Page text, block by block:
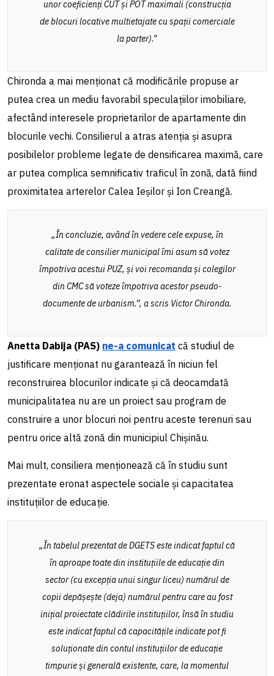
unor coeficienți CUT și POT maximali (construcția
de blocuri locative multietajate cu spații comerciale
la parter).”
Chironda a mai menționat că modificările propuse ar
putea crea un mediu favorabil speculațiilor imobiliare,
afectând interesele proprietarilor de apartamente din
blocurile vechi. Consilierul a atras atenția și asupra
posibilelor probleme legate de densificarea maximă, care
ar putea complica semnificativ traficul în zonă, dată fiind
proximitatea arterelor Calea Ieșilor și Ion Creangă.
„În concluzie, având în vedere cele expuse, în
calitate de consilier municipal îmi asum să votez
împotriva acestui PUZ, și voi recomanda și colegilor
din CMC să voteze împotriva acestor pseudo-
documente de urbanism.”, a scris Victor Chironda.
Anetta Dabija (PAS) ne-a comunicat că studiul de
justificare menționat ​​nu garantează în niciun fel
reconstruirea blocurilor indicate și că deocamdată
municipalitatea nu are un proiect sau program de
construire a unor blocuri noi pentru aceste terenuri sau
pentru orice altă zonă din municipiul Chișinău.
Mai mult, consiliera menționează că în studiu sunt
prezentate eronat aspectele sociale și capacitatea
instituțiilor de educație.
„În tabelul prezentat de DGETS este indicat faptul că
în aproape toate din instituțiile de educație din
sector (cu excepția unui singur liceu) numărul de
copii depășește (deja) numărul pentru care au fost
inițial proiectate clădirile instituțiilor, însă în studiu
este indicat faptul că capacitățile indicate pot fi
soluționate din contul instituțiilor de educație
timpurie și generală existente, care, la momentul